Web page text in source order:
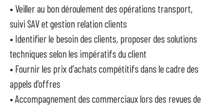
• Veiller au bon déroulement des opérations transport,
suivi SAV et gestion relation clients
• Identifier le besoin des clients, proposer des solutions
techniques selon les impératifs du client
• Fournir les prix d'achats compétitifs dans le cadre des
appels d'offres
• Accompagnement des commerciaux lors des revues de